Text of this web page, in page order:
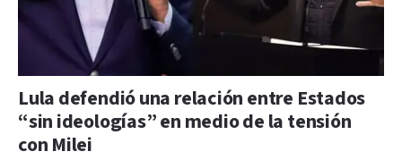
Lula defendió una relación entre Estados
“sin ideologías” en medio de la tensión
con Milei